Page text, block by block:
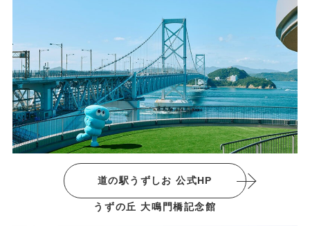
道の駅うずしお 公式HP
うずの丘 大鳴門橋記念館